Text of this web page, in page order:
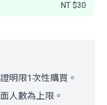
NT $30
明限1次性購買。
人數為上限。